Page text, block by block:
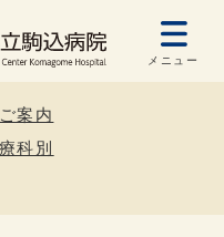
メニュー
案内
科別